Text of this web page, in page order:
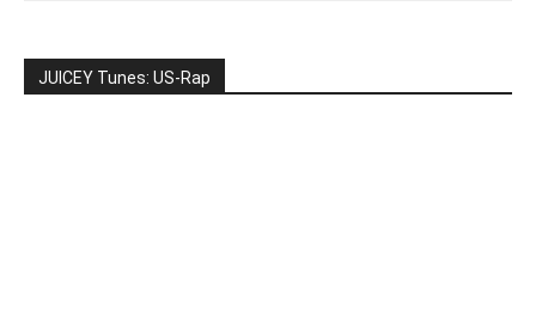
JUICEY Tunes: US-Rap